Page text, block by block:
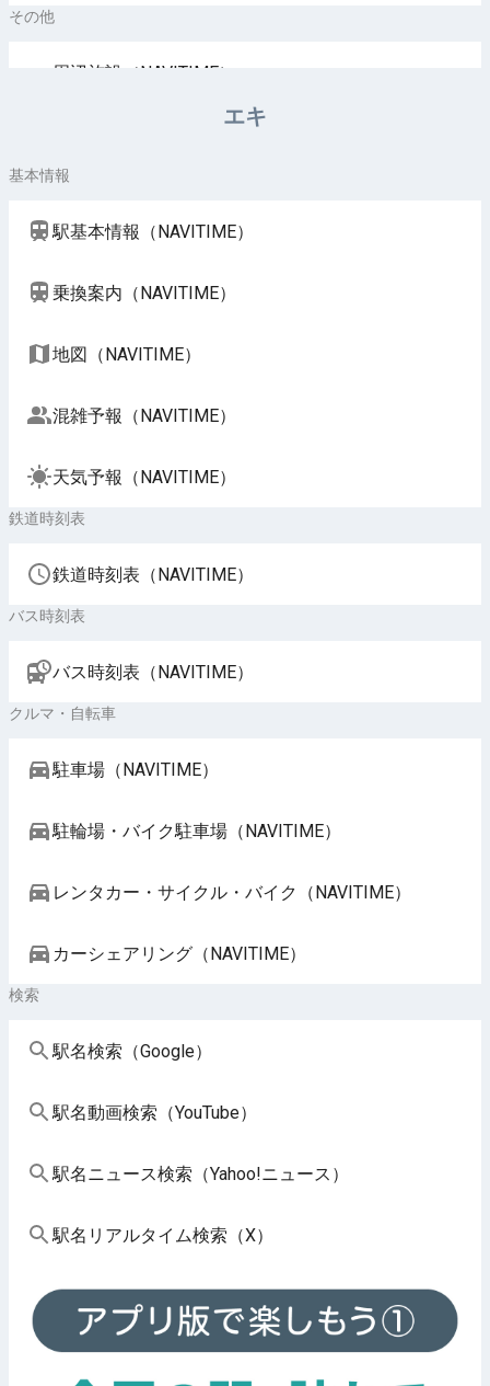
その他
周辺施設（NAVITIME）
エキ
基本情報
駅基本情報（NAVITIME）
乗換案内（NAVITIME）
地図（NAVITIME）
混雑予報（NAVITIME）
天気予報（NAVITIME）
鉄道時刻表
鉄道時刻表（NAVITIME）
バス時刻表
バス時刻表（NAVITIME）
クルマ・自転車
駐車場（NAVITIME）
駐輪場・バイク駐車場（NAVITIME）
レンタカー・サイクル・バイク（NAVITIME）
カーシェアリング（NAVITIME）
検索
駅名検索（Google）
駅名動画検索（YouTube）
駅名ニュース検索（Yahoo!ニュース）
駅名リアルタイム検索（X）